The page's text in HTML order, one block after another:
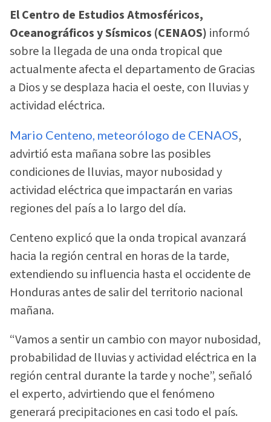
El Centro de Estudios Atmosféricos,
Oceanográficos y Sísmicos (CENAOS) informó
sobre la llegada de una onda tropical que
actualmente afecta el departamento de Gracias
a Dios y se desplaza hacia el oeste, con lluvias y
actividad eléctrica.
Mario Centeno, meteorólogo de CENAOS,
advirtió esta mañana sobre las posibles
condiciones de lluvias, mayor nubosidad y
actividad eléctrica que impactarán en varias
regiones del país a lo largo del día.
Centeno explicó que la onda tropical avanzará
hacia la región central en horas de la tarde,
extendiendo su influencia hasta el occidente de
Honduras antes de salir del territorio nacional
mañana.
“Vamos a sentir un cambio con mayor nubosidad,
probabilidad de lluvias y actividad eléctrica en la
región central durante la tarde y noche”, señaló
el experto, advirtiendo que el fenómeno
generará precipitaciones en casi todo el país.